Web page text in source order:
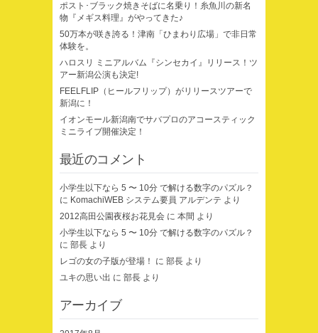
ポスト･ブラック焼きそばに名乗り！糸魚川の新名
物『メギス料理』がやってきた♪
50万本が咲き誇る！津南「ひまわり広場」で非日常
体験を。
ハロスリ ミニアルバム『シンセカイ』リリース！ツ
アー新潟公演も決定!
FEELFLIP（ヒールフリップ）がリリースツアーで
新潟に！
イオンモール新潟南でサバプロのアコースティック
ミニライブ開催決定！
最近のコメント
小学生以下なら 5 〜 10分 で解ける数字のパズル？
に KomachiWEB システム要員 アルデンテ より
2012高田公園夜桜お花見会 に 本間 より
小学生以下なら 5 〜 10分 で解ける数字のパズル？
に 部長 より
レゴの女の子版が登場！
に 部長 より
ユキの思い出 に 部長 より
アーカイブ